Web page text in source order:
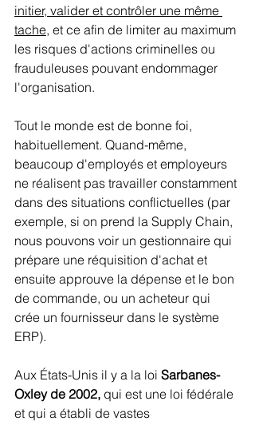
initier, valider et contrôler une même
tache, et ce afin de limiter au maximum
les risques d'actions criminelles ou
frauduleuses pouvant endommager
l'organisation.
Tout le monde est de bonne foi,
habituellement. Quand-même,
beaucoup d'employés et employeurs
ne réalisent pas travailler constamment
dans des situations conflictuelles (par
exemple, si on prend la Supply Chain,
nous pouvons voir un gestionnaire qui
prépare une réquisition d'achat et
ensuite approuve la dépense et le bon
de commande, ou un acheteur qui
crée un fournisseur dans le système
ERP).
Aux États-Unis il y a la loi Sarbanes-
Oxley de 2002, qui est une loi fédérale
et qui a établi de vastes